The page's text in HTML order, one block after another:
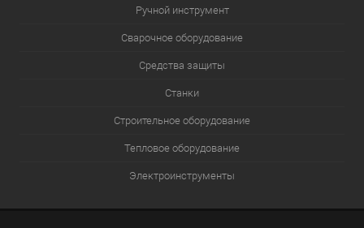
Ручной инструмент
Сварочное оборудование
Средства защиты
Станки
Строительное оборудование
Тепловое оборудование
Электроинструменты